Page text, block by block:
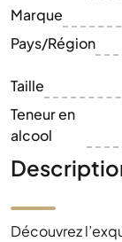
Marque
Pays/Région
Taille
Teneur en
alcool
Découvrez